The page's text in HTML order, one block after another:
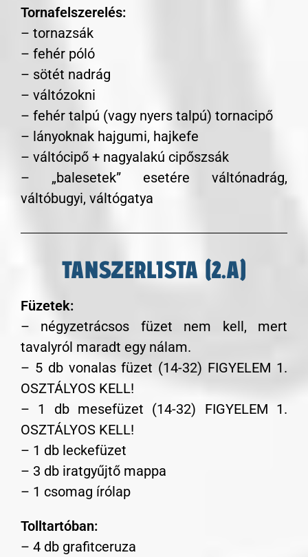
Tornafelszerelés:
– tornazsák
– fehér póló
– sötét nadrág
– váltózokni
– fehér talpú (vagy nyers talpú) tornacipő
– lányoknak hajgumi, hajkefe
– váltócipő + nagyalakú cipőszsák
– „balesetek” esetére váltónadrág,
váltóbugyi, váltógatya
TANSZERLISTA (2.A)
Füzetek:
– négyzetrácsos füzet nem kell, mert
tavalyról maradt egy nálam.
– 5 db vonalas füzet (14-32) FIGYELEM 1.
OSZTÁLYOS KELL!
– 1 db mesefüzet (14-32) FIGYELEM 1.
OSZTÁLYOS KELL!
– 1 db leckefüzet
– 3 db iratgyűjtő mappa
– 1 csomag írólap
Tolltartóban:
– 4 db grafitceruza